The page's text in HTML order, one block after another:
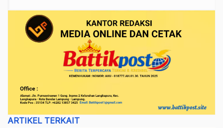
ARTIKEL TERKAIT